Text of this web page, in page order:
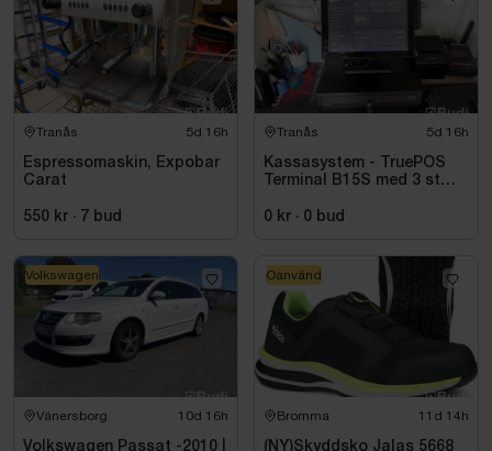
Tranås 5d 16h
Espressomaskin, Expobar
Carat
550 kr · 7 bud
Tranås 5d 16h
Kassasystem - TruePOS
Terminal B15S med 3 st
kvittoskrivare
0 kr · 0 bud
Vänersborg 10d 16h
Volkswagen Passat -2010 |
Volkswagen
Bromma 11d 14h
(NY)Skyddsko Jalas 5668
Oanvänd